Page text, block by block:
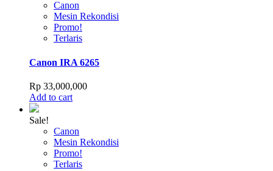
Canon
Mesin Rekondisi
Promo!
Terlaris
Canon IRA 6265
Rp 33,000,000
Add to cart
Sale!
Canon
Mesin Rekondisi
Promo!
Terlaris